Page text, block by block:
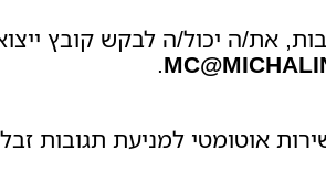
את/ה יכול/ה לבקש קובץ
.
אוטומטי למניעת תגובות